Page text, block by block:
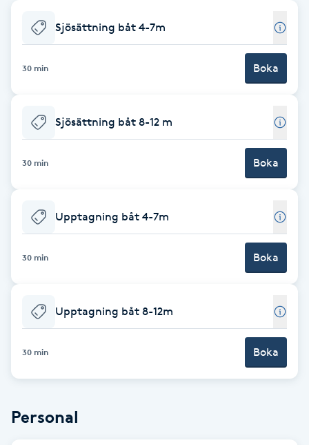
Babylights
Balayage
Barber
BIAB
Blowout
Brynfärgning
Brynplockning
Sjösättning båt 4-7m
30 min Boka
Sjösättning båt 8-12 m
30 min Boka
Upptagning båt 4-7m
30 min Boka
Upptagning båt 8-12m
30 min Boka
Personal